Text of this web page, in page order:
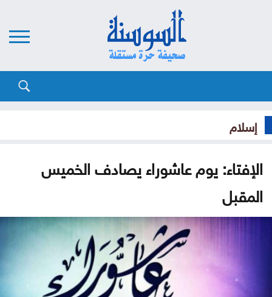
إسلام
الإفتاء: يوم عاشوراء يصادف الخميس
المقبل